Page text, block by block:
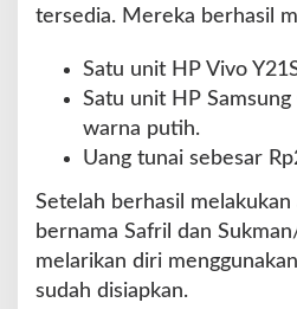
tersedia. Mereka berhasil
Satu unit HP Vivo
Satu unit HP
warna putih.
Uang tunai sebesar
Setelah berhasil melakukan
bernama Safril dan
melarikan diri
sudah disiapkan.